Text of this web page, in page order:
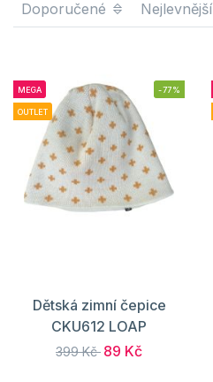
Doporučené Nejlevnější
MEGA
OUTLET
-77%
Dětská zimní čepice
CKU612 LOAP
399 Kč 89 Kč